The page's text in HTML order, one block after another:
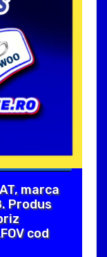
marca
Produs
cod